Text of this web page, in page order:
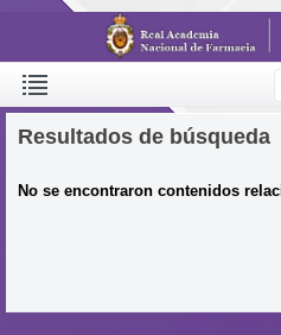
Resultados de búsqueda
No se encontraron contenidos